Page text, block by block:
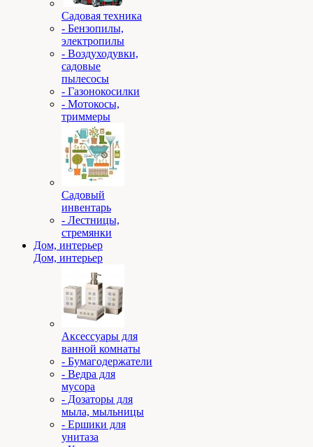
Садовая техника
- Бензопилы,
электропилы
- Воздуходувки,
садовые
пылесосы
- Газонокосилки
- Мотокосы,
триммеры
Садовый
инвентарь
- Лестницы,
стремянки
Дом, интерьер
Дом, интерьер
Аксессуары для
ванной комнаты
- Бумагодержатели
- Ведра для
мусора
- Дозаторы для
мыла, мыльницы
- Ершики для
унитаза